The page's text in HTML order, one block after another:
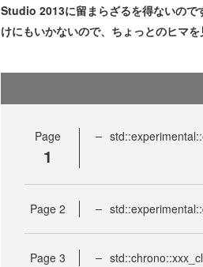
Studio 2013に留まらざるを得ないので
けにもいかないので、ちょっとのヒマ
Page
1
Page 2
Page 3